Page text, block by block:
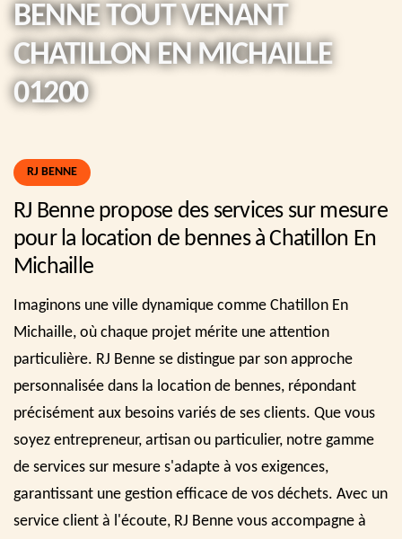
BENNE TOUT VENANT
CHATILLON EN MICHAILLE
01200
RJ BENNE
RJ Benne propose des services sur mesure
pour la location de bennes à Chatillon En
Michaille
Imaginons une ville dynamique comme Chatillon En
Michaille, où chaque projet mérite une attention
particulière. RJ Benne se distingue par son approche
personnalisée dans la location de bennes, répondant
précisément aux besoins variés de ses clients. Que vous
soyez entrepreneur, artisan ou particulier, notre gamme
de services sur mesure s'adapte à vos exigences,
garantissant une gestion efficace de vos déchets. Avec un
service client à l'écoute, RJ Benne vous accompagne à